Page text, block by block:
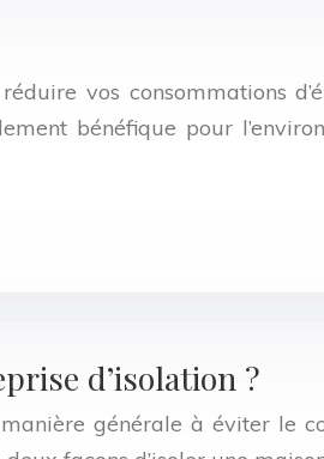
vos consommations
bénéfique pour
d’isolation ?
générale à éviter le